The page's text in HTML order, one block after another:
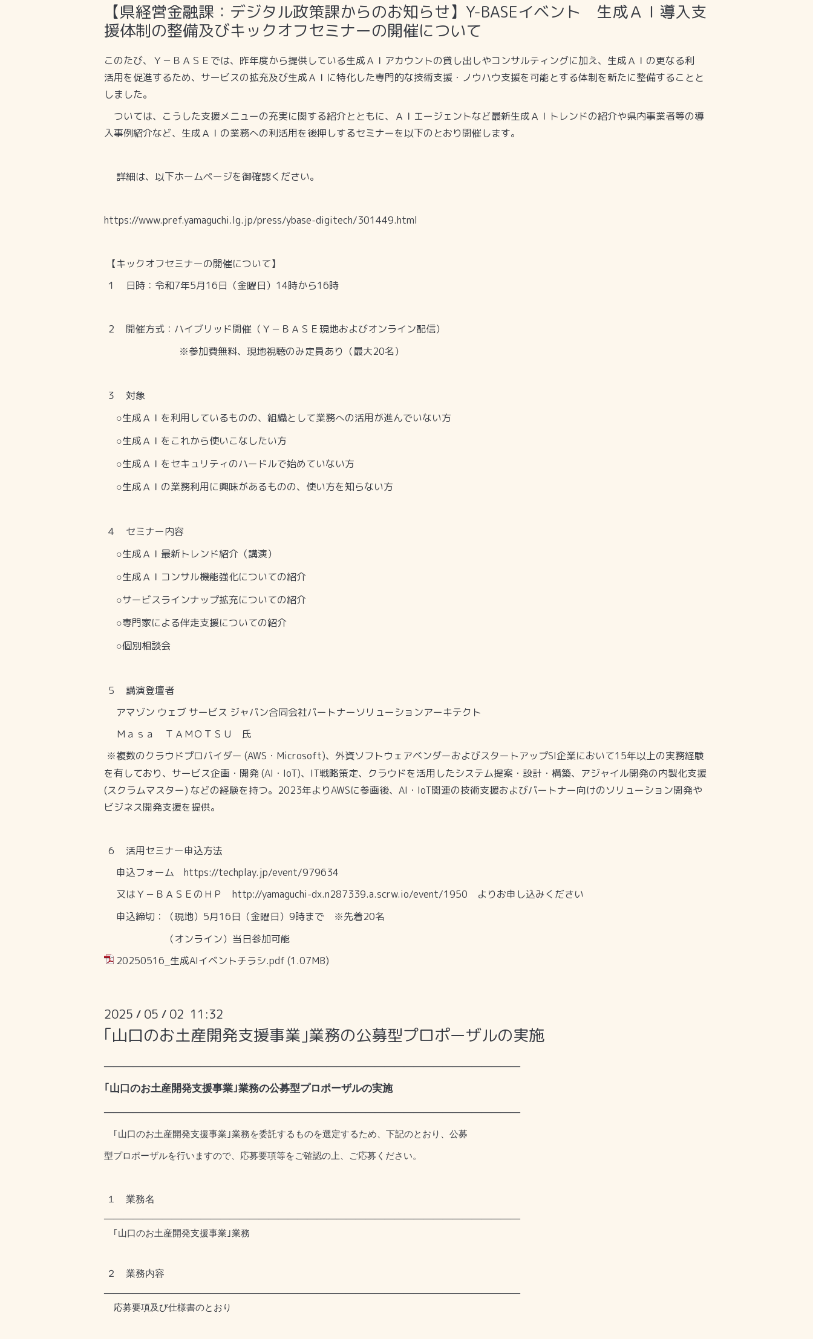
【県経営金融課：デジタル政策課からのお知らせ】Y-BASEイベント 生成ＡＩ導入支
援体制の整備及びキックオフセミナーの開催について
このたび、Ｙ－ＢＡＳＥでは、昨年度から提供している生成ＡＩアカウントの貸し出しやコンサルティングに加え、生成ＡＩの更なる利
活用を促進するため、サービスの拡充及び生成ＡＩに特化した専門的な技術支援・ノウハウ支援を可能とする体制を新たに整備することと
しました。
ついては、こうした支援メニューの充実に関する紹介とともに、ＡＩエージェントなど最新生成ＡＩトレンドの紹介や県内事業者等の導
入事例紹介など、生成ＡＩの業務への利活用を後押しするセミナーを以下のとおり開催します。
詳細は、以下ホームページを御確認ください。
https://www.pref.yamaguchi.lg.jp/press/ybase-digitech/301449.html
【キックオフセミナーの開催について】
１ 日時：令和7年5月16日（金曜日） 14時から16時
２ 開催方式：ハイブリッド開催（Ｙ－ＢＡＳＥ現地およびオンライン配信）
※参加費無料、現地視聴のみ定員あり（最大20名）
３ 対象
○生成ＡＩを利用しているものの、組織として業務への活用が進んでいない方
○生成ＡＩをこれから使いこなしたい方
○生成ＡＩをセキュリティのハードルで始めていない方
○生成ＡＩの業務利用に興味があるものの、使い方を知らない方
４ セミナー内容
○生成ＡＩ最新トレンド紹介 （講演）
○生成ＡＩコンサル機能強化についての紹介
○サービスラインナップ拡充についての紹介
○専門家による伴走支援についての紹介
○個別相談会
５ 講演登壇者
アマゾン ウェブ サービス ジャパン合同会社パートナーソリューションアーキテクト
Ｍａｓａ ＴＡＭＯＴＳＵ 氏
※複数のクラウドプロバイダー (AWS ・ Microsoft)、外資ソフトウェアベンダーおよびスタートアップSI企業において15年以上の実務経験
を有しており、サービス企画・開発(AI ・ IoT)、 IT戦略策定、クラウドを活用したシステム提案・設計・構築、アジャイル開発の内製化支援
(スクラムマスター) などの経験を持つ。 2023年よりAWSに参画後、 AI ・ IoT関連の技術支援およびパートナー向けのソリューション開発や
ビジネス開発支援を提供。
６ 活用セミナー申込方法
申込フォーム https://techplay.jp/event/979634
又はＹ－ＢＡＳＥのＨＰ http://yamaguchi-dx.n287339.a.scrw.io/event/1950 よりお申し込みください
申込締切：（現地） 5月16日（金曜日） 9時まで ※先着20名
（オンライン）当日参加可能
20250516_生成AIイベントチラシ.pdf (1.07MB)
2025 / 05 / 02 11:32
｢山口のお土産開発支援事業｣業務の公募型プロポーザルの実施
―――――――――――――――――――――――――――――――――――――――――――
｢山口のお土産開発支援事業｣業務の公募型プロポーザルの実施
―――――――――――――――――――――――――――――――――――――――――――
｢山口のお土産開発支援事業｣業務を委託するものを選定するため、下記のとおり、公募
型プロポーザルを行いますので、応募要項等をご確認の上、ご応募ください。
１ 業務名
―――――――――――――――――――――――――――――――――――――――――――
｢山口のお土産開発支援事業｣業務
２ 業務内容
―――――――――――――――――――――――――――――――――――――――――――
応募要項及び仕様書のとおり